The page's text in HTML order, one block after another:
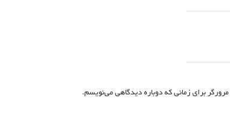
برای زمانی که دوباره دیدگاهی می‌نویسم.